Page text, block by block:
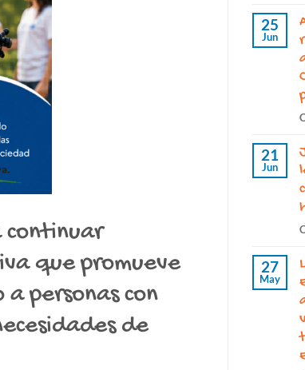
continuar
que promueve
personas con
de
25
Jun
21
Jun
27
May